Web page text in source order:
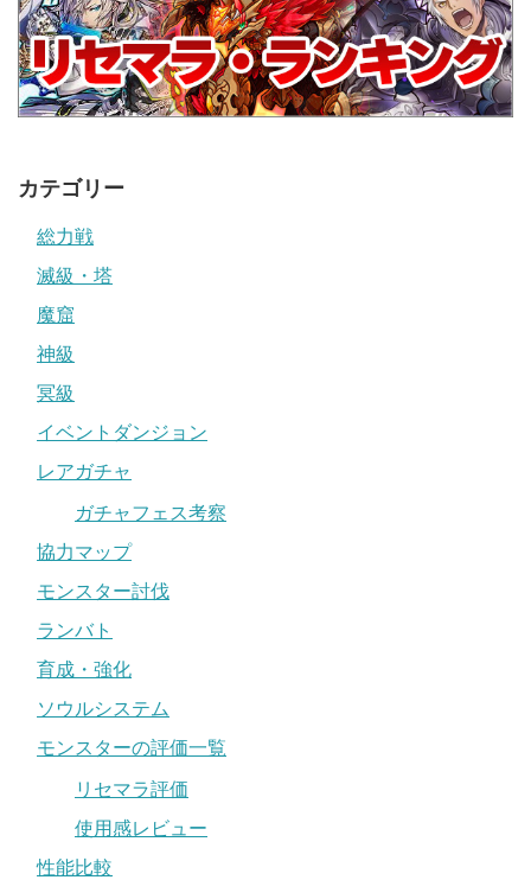
カテゴリー
総力戦
滅級・塔
魔窟
神級
冥級
イベントダンジョン
レアガチャ
ガチャフェス考察
協力マップ
モンスター討伐
ランバト
育成・強化
ソウルシステム
モンスターの評価一覧
リセマラ評価
使用感レビュー
性能比較